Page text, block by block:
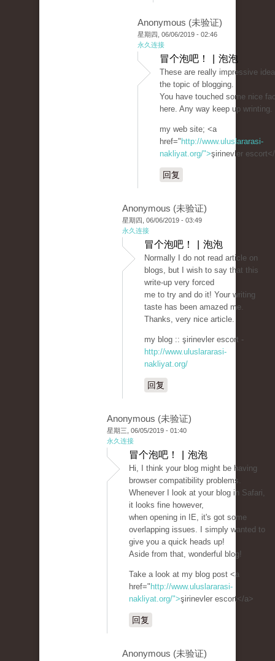
Anonymous (未验证)
星期四, 06/06/2019 - 02:46
永久连接
冒个泡吧！ | 泡泡
These are really impressive
the topic of blogging.
You have touched some nice
here. Any way keep up wrinting.
my web site; <a
href=" http://www.uluslararasi-
nakliyat.org/">şirinevler
回复
Anonymous (未验证)
星期四, 06/06/2019 - 03:49
永久连接
冒个泡吧！ | 泡泡
Normally I do not read article on
blogs, but I wish to say that this
write-up very forced
me to try and do it! Your writing
taste has been amazed me.
Thanks, very nice article.
my blog :: şirinevler escort -
http://www.uluslararasi-
nakliyat.org/
回复
Anonymous (未验证)
星期三, 06/05/2019 - 01:40
永久连接
冒个泡吧！ | 泡泡
Hi, I think your blog might be having
browser compatibility problems.
Whenever I look at your blog in Safari,
it looks fine however,
when opening in IE, it's got some
overlapping issues. I simply wanted to
give you a quick heads up!
Aside from that, wonderful blog!
Take a look at my blog post <a
href=" http://www.uluslararasi-
nakliyat.org/">şirinevler escort</a>
回复
Anonymous (未验证)